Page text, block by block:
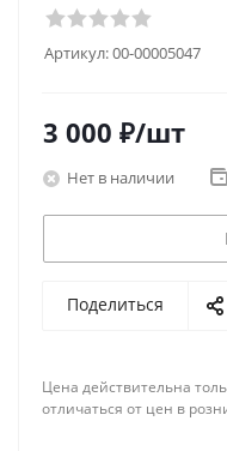
Артикул:00-00005047
3 000 ₽/шт
Нет в наличии
Поделиться
Цена действительна
отличаться от цен в